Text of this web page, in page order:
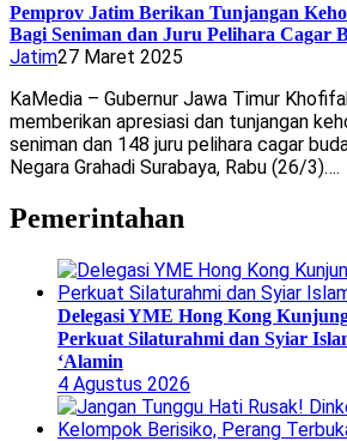
Pemprov Jatim Berikan Tunjangan
Bagi Seniman dan Juru Pelihara Cagar
Jatim27 Maret 2025
KaMedia – Gubernur Jawa Timur
memberikan apresiasi dan tunjangan
seniman dan 148 juru pelihara cagar
Negara Grahadi Surabaya, Rabu (26/3)….
Pemerintahan
Delegasi YME Hong Kong
Perkuat Silaturahmi dan Syiar
‘Alamin
4 Agustus 2026